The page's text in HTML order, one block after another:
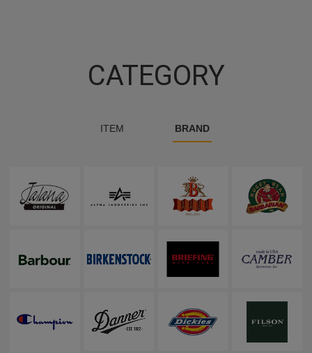
CATEGORY
ITEM BRAND